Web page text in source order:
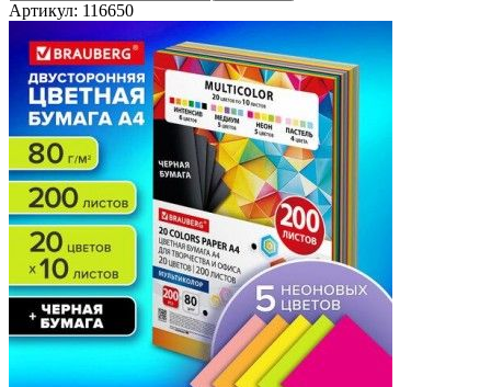
Артикул: 116650